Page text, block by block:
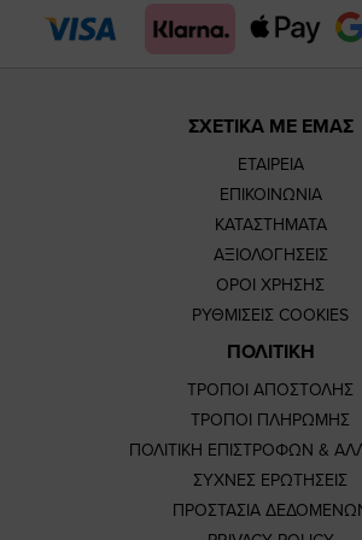
ΣΧΕΤΙΚΑ ΜΕ ΕΜΑΣ
ΕΤΑΙΡΕΙΑ
ΕΠΙΚΟΙΝΩΝΙΑ
ΚΑΤΑΣΤΗΜΑΤΑ
ΑΞΙΟΛΟΓΗΣΕΙΣ
ΟΡΟΙ ΧΡΗΣΗΣ
ΡΥΘΜΙΣΕΙΣ COOKIES
ΠΟΛΙΤΙΚΗ
ΤΡΟΠΟΙ ΑΠΟΣΤΟΛΗΣ
ΤΡΟΠΟΙ ΠΛΗΡΩΜΗΣ
ΠΟΛΙΤΙΚΗ ΕΠΙΣΤΡΟΦΩΝ &
ΣΥΧΝΕΣ ΕΡΩΤΗΣΕΙΣ
ΠΡΟΣΤΑΣΙΑ